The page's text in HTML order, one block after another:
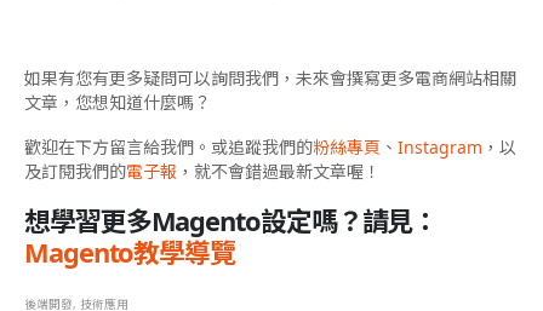
如果有您有更多疑問可以詢問我們，未來會撰寫更多電商網站相關
文章，您想知道什麼嗎？
歡迎在下方留言給我們。或追蹤我們的粉絲專頁 、 Instagram ，以
及訂閱我們的電子報 ，就不會錯過最新文章喔！
想學習更多Magento設定嗎？請見：
Magento教學導覽
後端開發, 技術應用